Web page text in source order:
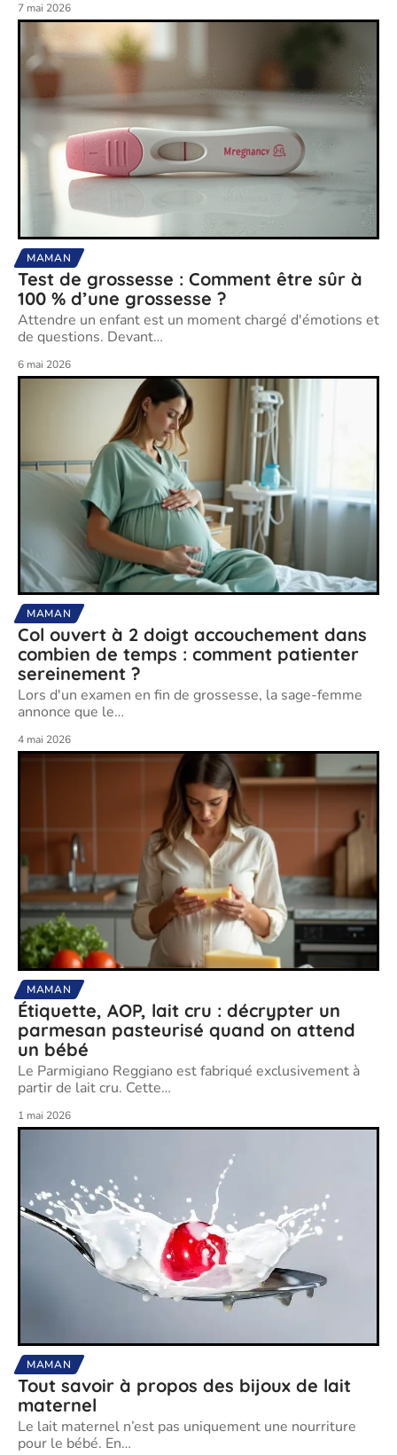
7 mai 2026
MAMAN
Test de grossesse : Comment être sûr à
100 % d’une grossesse ?
Attendre un enfant est un moment chargé d'émotions et
de questions. Devant…
6 mai 2026
MAMAN
Col ouvert à 2 doigt accouchement dans
combien de temps : comment patienter
sereinement ?
Lors d'un examen en fin de grossesse, la sage-femme
annonce que le…
4 mai 2026
MAMAN
Étiquette, AOP, lait cru : décrypter un
parmesan pasteurisé quand on attend
un bébé
Le Parmigiano Reggiano est fabriqué exclusivement à
partir de lait cru. Cette…
1 mai 2026
MAMAN
Tout savoir à propos des bijoux de lait
maternel
Le lait maternel n’est pas uniquement une nourriture
pour le bébé. En…